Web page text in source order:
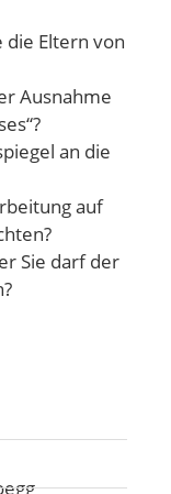
die Eltern von
Ausnahme
an die
auf
Sie darf der